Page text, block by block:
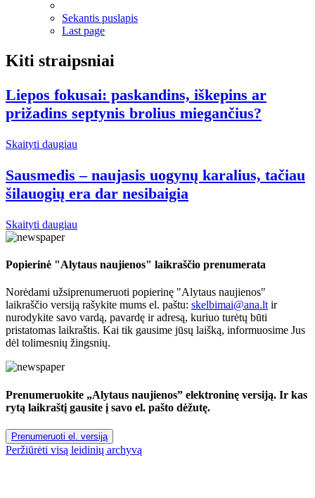
Sekantis puslapis
Last page
Kiti straipsniai
Liepos fokusai: paskandins, iškepins ar
prižadins septynis brolius miegančius?
Skaityti daugiau
Sausmedis – naujasis uogynų karalius, tačiau
šilauogių era dar nesibaigia
Skaityti daugiau
Popierinė "Alytaus naujienos" laikraščio prenumerata
Norėdami užsiprenumeruoti popierinę "Alytaus naujienos"
laikraščio versiją rašykite mums el. paštu: skelbimai@ana.lt ir
nurodykite savo vardą, pavardę ir adresą, kuriuo turėtų būti
pristatomas laikraštis. Kai tik gausime jūsų laišką, informuosime Jus
dėl tolimesnių žingsnių.
Prenumeruokite „Alytaus naujienos” elektroninę versiją. Ir kas
rytą laikraštį gausite į savo el. pašto dėžutę.
Prenumeruoti el. versiją
Peržiūrėti visą leidinių archyvą